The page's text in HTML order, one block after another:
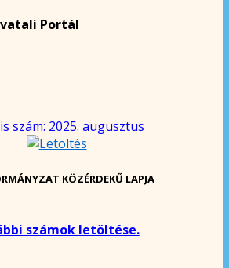
Portál
szám: 2025. augusztus
KÖZÉRDEKŰ LAPJA
számok letöltése.